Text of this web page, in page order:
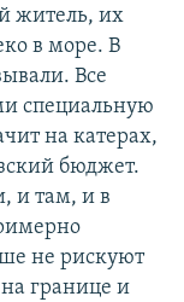
житель, их
в море. В
Все
специальную
на катерах,
бюджет.
и там, и в
не рискуют
границе и